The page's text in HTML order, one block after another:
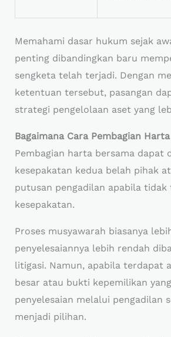
Memahami dasar hukum sejak
penting dibandingkan baru
sengketa telah terjadi. Dengan
ketentuan tersebut, pasangan
strategi pengelolaan aset yang
Bagaimana Cara Pembagian
Pembagian harta bersama dapat
kesepakatan kedua belah pihak
putusan pengadilan apabila tidak
kesepakatan.
Proses musyawarah biasanya
penyelesaiannya lebih rendah
litigasi. Namun, apabila terdapat
besar atau bukti kepemilikan
penyelesaian melalui pengadilan
menjadi pilihan.